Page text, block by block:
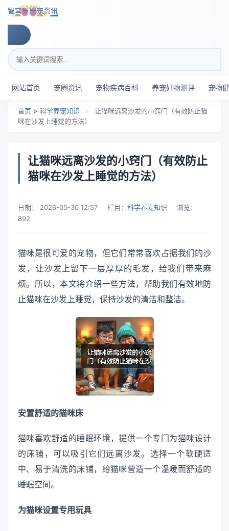
跳转到主要内容
智穹界乐宠资讯
搜索关键词
网站首页 宠圈资讯 宠物疾病百科 养宠好物测评 宠物
首页 > 科学养宠知识 >
让猫咪远离沙发的小窍门（有效防止猫
咪在沙发上睡觉的方法）
让猫咪远离沙发的小窍门（有效防止
猫咪在沙发上睡觉的方法）
日期： 2026-05-30 12:57 栏目： 科学养宠知识
浏览：
892
猫咪是很可爱的宠物，但它们常常喜欢占据我们的沙
发，让沙发上留下一层厚厚的毛发，给我们带来麻
烦。所以，本文将介绍一些方法，帮助我们有效地防
止猫咪在沙发上睡觉，保持沙发的清洁和整洁。
安置舒适的猫咪床
猫咪喜欢舒适的睡眠环境，提供一个专门为猫咪设计
的床铺，可以吸引它们远离沙发。选择一个软硬适
中、易于清洗的床铺，给猫咪营造一个温暖而舒适的
睡眠空间。
为猫咪设置专用玩具